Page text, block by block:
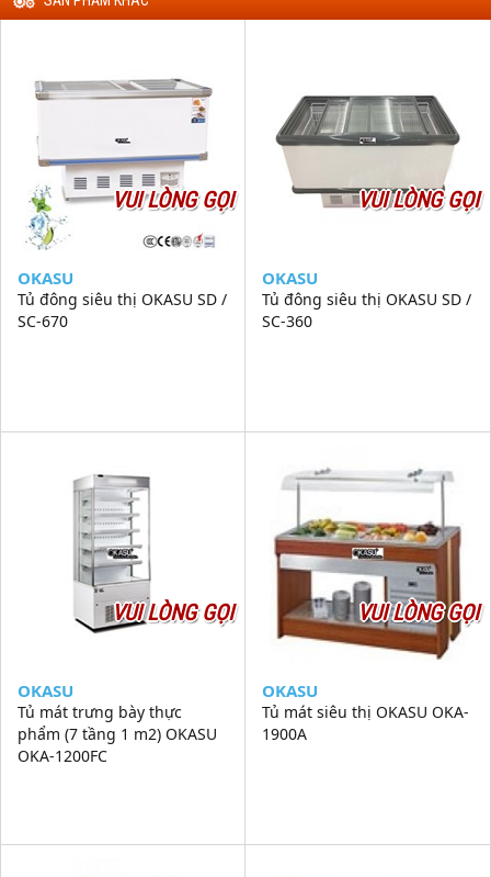
VUI LÒNG GỌI
OKASU
Tủ đông siêu thị OKASU SD /
SC-670
VUI LÒNG GỌI
OKASU
Tủ đông siêu thị OKASU SD /
SC-360
VUI LÒNG GỌI
OKASU
Tủ mát trưng bày thực
phẩm (7 tầng 1 m2) OKASU
OKA-1200FC
VUI LÒNG GỌI
OKASU
Tủ mát siêu thị OKASU OKA-
1900A